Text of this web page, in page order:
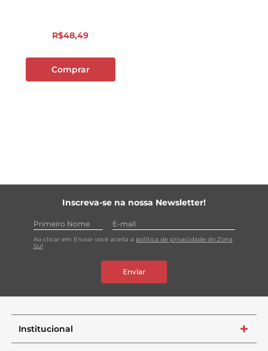
R$48,49
Comprar
Inscreva-se na nossa Newsletter!
Ao clicar em Enviar você aceita a política de privacidade do Zona
Sul
Enviar
Institucional +